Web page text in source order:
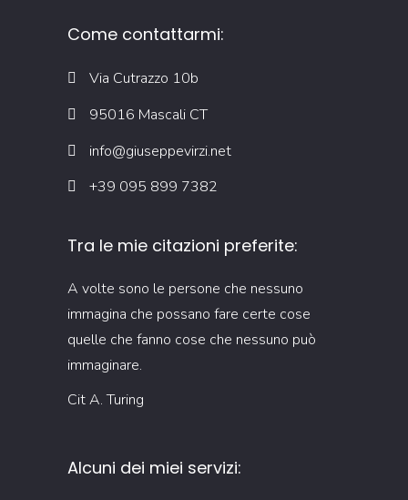
Come contattarmi:
Via Cutrazzo 10b
95016 Mascali CT
info@giuseppevirzi.net
+39 095 899 7382
Tra le mie citazioni preferite:
A volte sono le persone che nessuno
immagina che possano fare certe cose
quelle che fanno cose che nessuno può
immaginare.
Cit A. Turing
Alcuni dei miei servizi: